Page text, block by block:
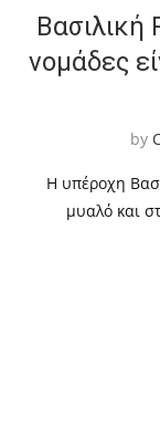
Βασιλική
νομάδες
by
Η υπέροχη
μυαλό και